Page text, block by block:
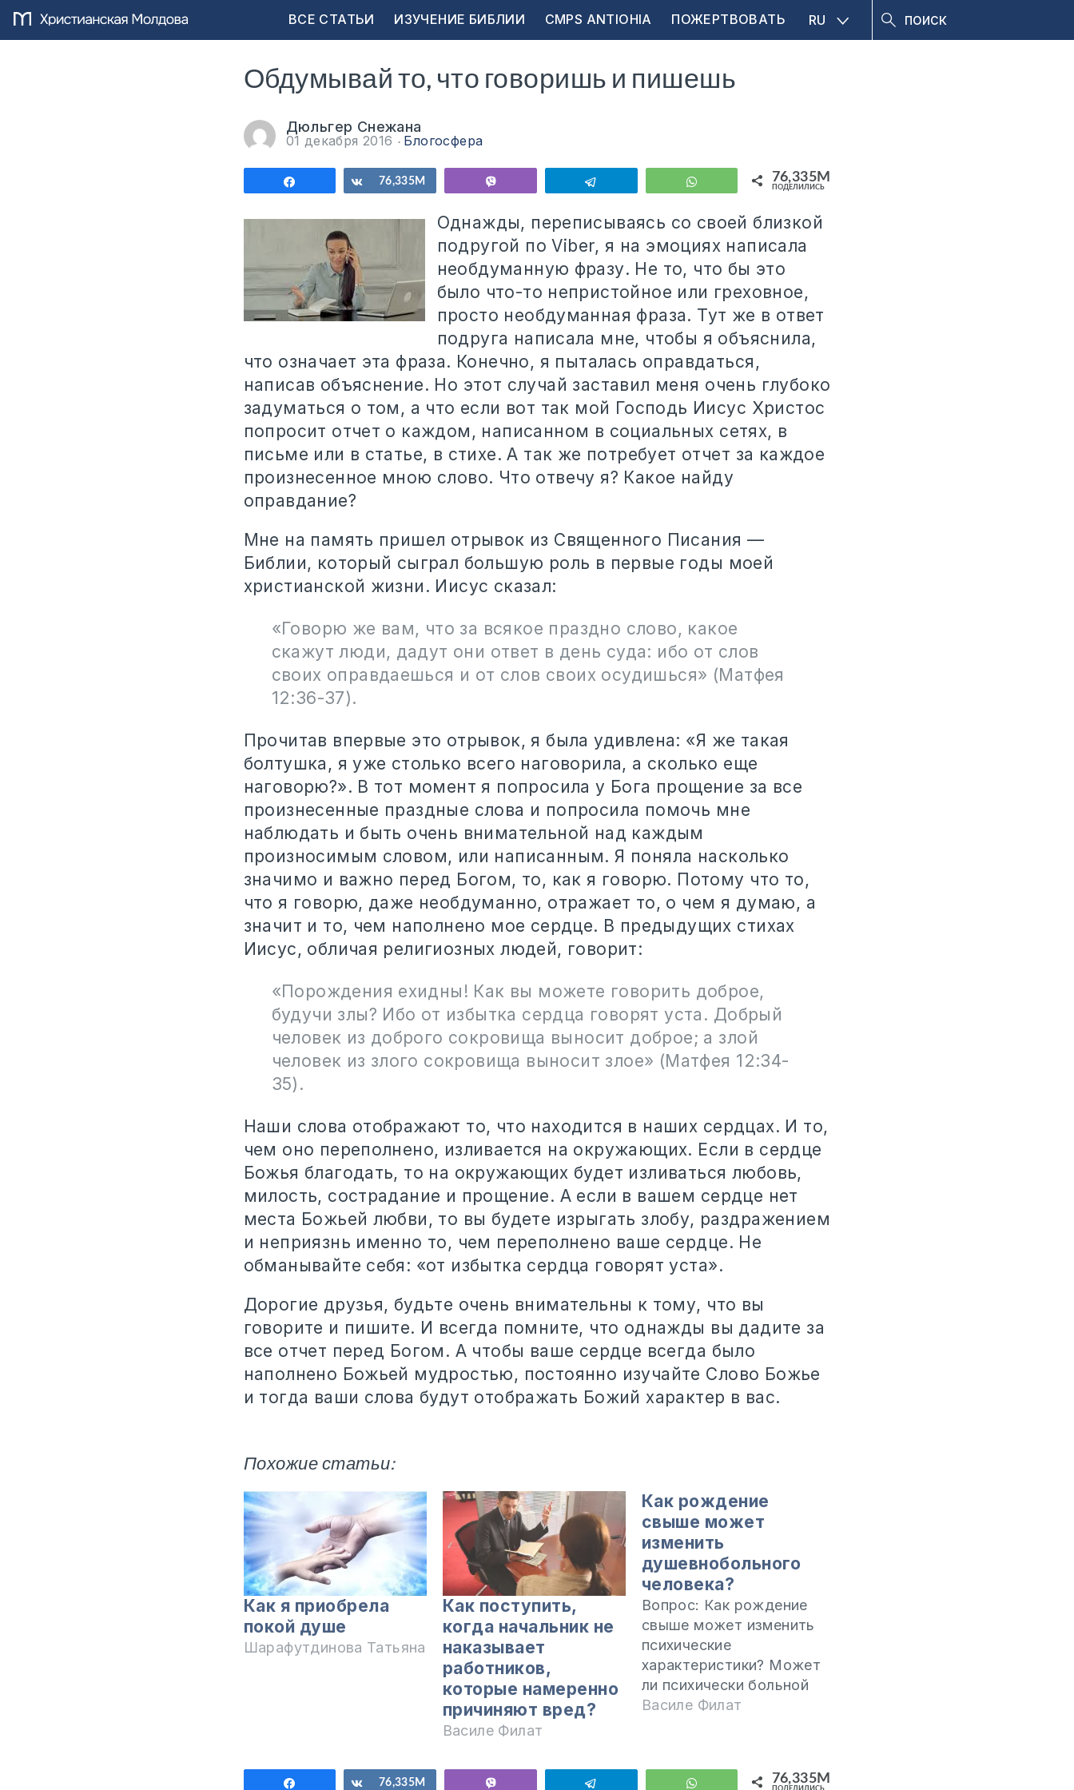
ВСЕ СТАТЬИ ИЗУЧЕНИЕ БИБЛИИ CMPS ANTIOHIA ПОЖЕРТВОВАТЬ RU
Обдумывай то, что говоришь и пишешь
Дюльгер Снежана
01 декабря 2016 Блогосфера
Поделиться Поделиться
76,335M WhatsApp 76,335M
ПОДЕЛИЛИСЬ
Однажды, переписываясь со своей близкой
подругой поViber, я на эмоциях написала
необдуманную фразу. Не то, что бы это
было что-то непристойное или греховное,
просто необдуманная фраза. Тут же в ответ
подруга написала мне, чтобы я объяснила,
что означает эта фраза. Конечно, я пыталась оправдаться,
написав объяснение. Но этот случай заставил меня очень глубоко
задуматься о том, а что если вот так мой Господь Иисус Христос
попросит отчет о каждом, написанном в социальных сетях, в
письме или в статье, в стихе. А так же потребует отчет за каждое
произнесенное мною слово. Что отвечу я? Какое найду
оправдание?
Мне на память пришел отрывок из Священного Писания —
Библии, который сыграл большую роль в первые годы моей
христианской жизни. Иисус сказал:
«Говорю же вам, что за всякое праздно слово, какое
скажут люди, дадут они ответ в день суда: ибо от слов
своих оправдаешься и от слов своих осудишься» (Матфея
12:36-37).
Прочитав впервые это отрывок, я была удивлена: «Я же такая
болтушка, я уже столько всего наговорила, а сколько еще
наговорю?». В тот момент я попросила у Бога прощение за все
произнесенные праздные слова и попросила помочь мне
наблюдать и быть очень внимательной над каждым
произносимым словом, или написанным. Я поняла насколько
значимо и важно перед Богом, то, как я говорю. Потому что то,
что я говорю, даже необдуманно, отражает то, о чем я думаю, а
значит и то, чем наполнено мое сердце. В предыдущих стихах
Иисус, обличая религиозных людей, говорит:
«Порождения ехидны! Как вы можете говорить доброе,
будучи злы? Ибо от избытка сердца говорят уста. Добрый
человек из доброго сокровища выносит доброе; а злой
человек из злого сокровища выносит злое» (Матфея 12:34-
35).
Наши слова отображают то, что находится в наших сердцах. И то,
чем оно переполнено, изливается на окружающих. Если в сердце
Божья благодать, то на окружающих будет изливаться любовь,
милость, сострадание и прощение. А если в вашем сердце нет
места Божьей любви, то вы будете изрыгать злобу, раздражением
и неприязнь именно то, чем переполнено ваше сердце. Не
обманывайте себя: «от избытка сердца говорят уста».
Дорогие друзья, будьте очень внимательны к тому, что вы
говорите и пишите. И всегда помните, что однажды вы дадите за
все отчет перед Богом. А чтобы ваше сердце всегда было
наполнено Божьей мудростью, постоянно изучайте Слово Божье
и тогда ваши слова будут отображать Божий характер в вас.
Похожие статьи:
Как я приобрела
покой душе
Шарафутдинова Татьяна
Как поступить,
когда начальник не
наказывает
работников,
которые намеренно
причиняют вред?
Василе Филат
Как рождение
свыше может
изменить
душевнобольного
человека?
Вопрос: Как рождение
свыше может изменить
психические
характеристики? Может
ли психически больной
человек узнать Господа,
творением? Я не помню,
Василе Филат
Поделиться Поделиться
76,335M WhatsApp 76,335M